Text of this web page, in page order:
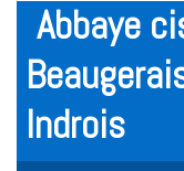
Abbaye
Indrois